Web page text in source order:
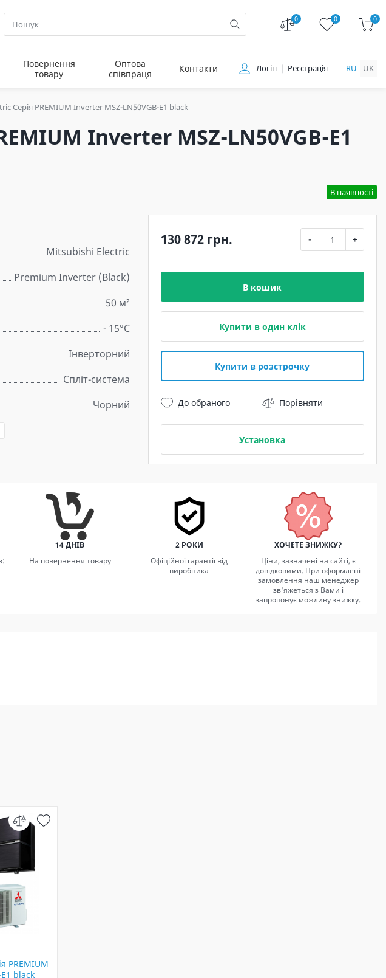
0 0 0
Повернення
товару
Оптова
співпраця
Контакти Логін Реєстрація RU UK
Серія PREMIUM Inverter MSZ-LN50VGB-E1 black
Inverter MSZ-LN50VGB-E1
В наявності
Mitsubishi Electric
Premium Inverter (Black)
50 м²
- 15°C
Інверторний
Спліт-система
Чорний
130 872 грн. - +
В кошик
Купити в один клік
Купити в розстрочку
До обраного Порівняти
Установка
14 ДНІВ
На повернення товару
2 РОКИ
Офіційної гарантії від
виробника
ХОЧЕТЕ ЗНИЖКУ?
Ціни, зазначені на сайті, є
довідковими. При оформлені
замовлення наш менеджер
зв'яжеться з Вами і
запропонує можливу знижку.
PREMIUM
black